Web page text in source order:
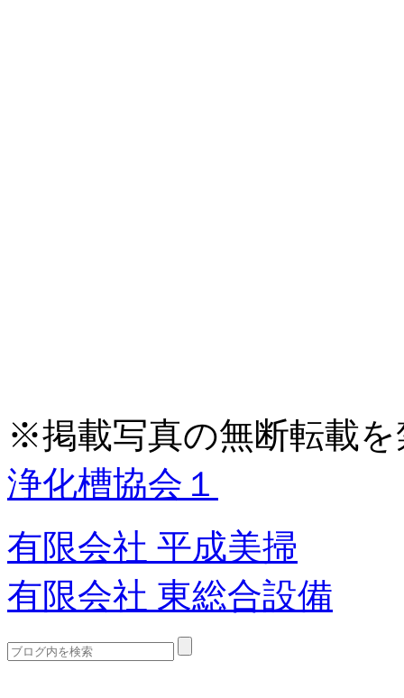
※掲載写真の無断転載
浄化槽協会１
有限会社 平成美掃
有限会社 東総合設備